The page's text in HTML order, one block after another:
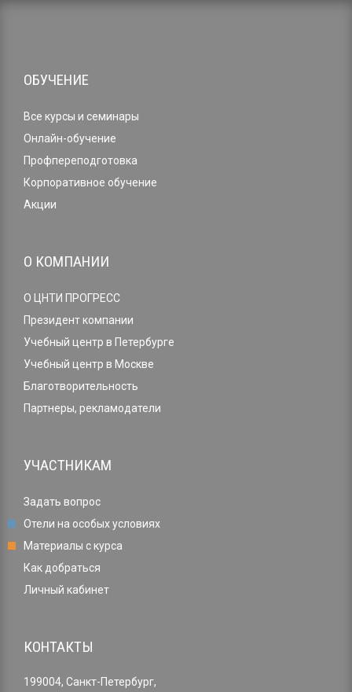
ОБУЧЕНИЕ
Все курсы и семинары
Онлайн-обучение
Профпереподготовка
Корпоративное обучение
Акции
О КОМПАНИИ
О ЦНТИ ПРОГРЕСС
Президент компании
Учебный центр в Петербурге
Учебный центр в Москве
Благотворительность
Партнеры, рекламодатели
УЧАСТНИКАМ
Задать вопрос
Отели на особых условиях
Материалы с курса
Как добраться
Личный кабинет
КОНТАКТЫ
199004, Санкт-Петербург,